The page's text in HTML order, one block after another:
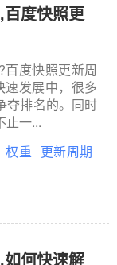
度快照更
度快照更新周
发展中，很多
夺排名的。同时
止一...
权重 更新周期
何快速解